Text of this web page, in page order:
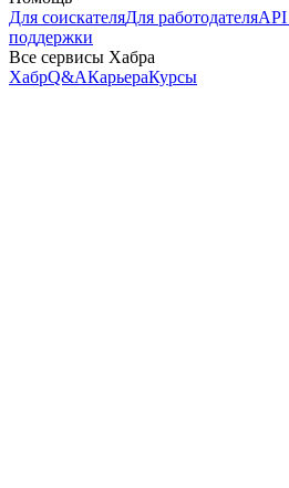
Для соискателяДля работодателяAPI
поддержки
Все сервисы Хабра
ХабрQ&AКарьераКурсы